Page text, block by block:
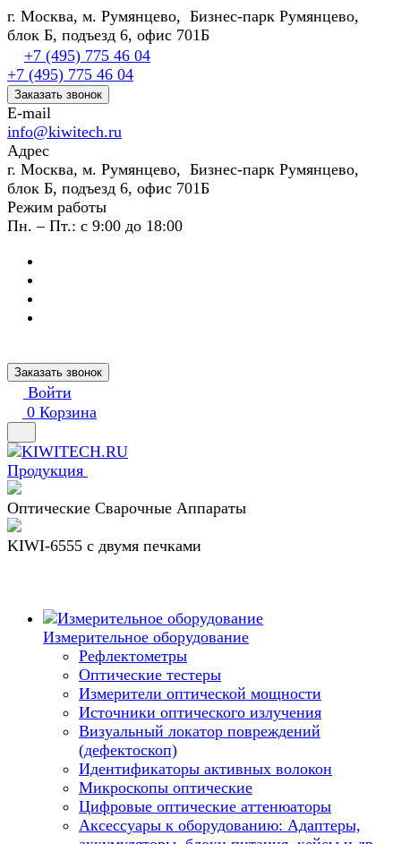
г. Москва, м. Румянцево, Бизнес-парк Румянцево,
блок Б, подъезд 6, офис 701Б
+7 (495) 775 46 04
+7 (495) 775 46 04
Заказать звонок
E-mail
info@kiwitech.ru
Адрес
г. Москва, м. Румянцево, Бизнес-парк Румянцево,
блок Б, подъезд 6, офис 701Б
Режим работы
Пн. – Пт.: с 9:00 до 18:00
Заказать звонок
Войти
0 Корзина
Продукция
Оптические Сварочные Аппараты
KIWI-6555 c двумя печками
Измерительное оборудование
Рефлектометры
Оптические тестеры
Измерители оптической мощности
Источники оптического излучения
Визуальный локатор повреждений
(дефектоскоп)
Идентификаторы активных волокон
Микроскопы оптические
Цифровые оптические аттенюаторы
Аксессуары к оборудованию: Адаптеры,